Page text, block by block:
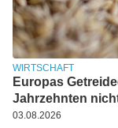
WIRTSCHAFT
Europas
Jahrzehnten
03.08.2026